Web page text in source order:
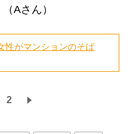
Aさん）
性がマンションのそば
2